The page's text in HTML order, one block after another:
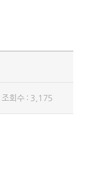
조회수 : 3,175